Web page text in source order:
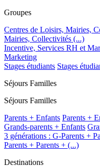
Groupes
Centres de Loisirs, Mairies,
Mairies, Collectivités (...)
Incentive, Services RH et
Marketing
Stages étudiants Stages
Séjours Familles
Séjours Familles
Parents + Enfants Parents +
Grands-parents + Enfants
3 générations : G-Parents +
Parents + Parents + (...)
Destinations